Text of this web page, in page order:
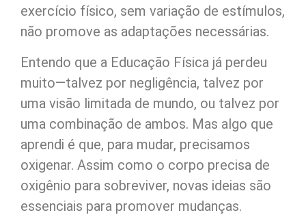
exercício físico, sem variação de estímulos,
não promove as adaptações necessárias.
Entendo que a Educação Física já perdeu
muito—talvez por negligência, talvez por
uma visão limitada de mundo, ou talvez por
uma combinação de ambos. Mas algo que
aprendi é que, para mudar, precisamos
oxigenar. Assim como o corpo precisa de
oxigênio para sobreviver, novas ideias são
essenciais para promover mudanças.